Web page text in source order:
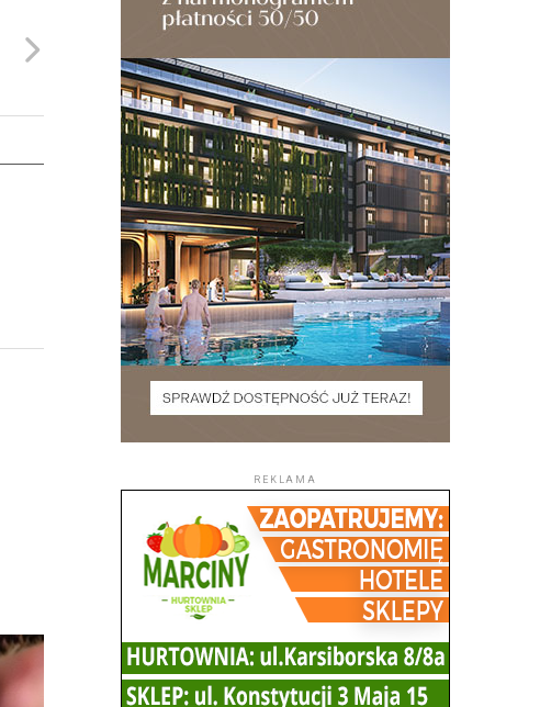
REKLAMA